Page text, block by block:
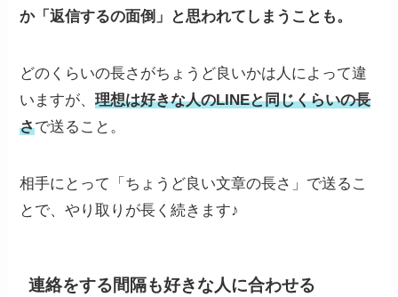
か「返信するの面倒」と思われてしまうことも。
どのくらいの長さがちょうど良いかは人によって違
いますが、理想は好きな人のLINEと同じくらいの長
さで送ること。
相手にとって「ちょうど良い文章の長さ」で送るこ
とで、やり取りが長く続きます♪
連絡をする間隔も好きな人に合わせる